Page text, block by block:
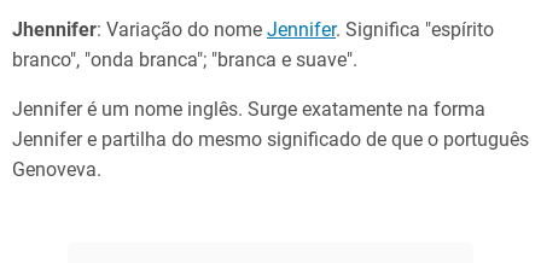
Jhennifer: Variação do nome Jennifer. Significa "espírito
branco", "onda branca"; "branca e suave".
Jennifer é um nome inglês. Surge exatamente na forma
Jennifer e partilha do mesmo significado de que o português
Genoveva.